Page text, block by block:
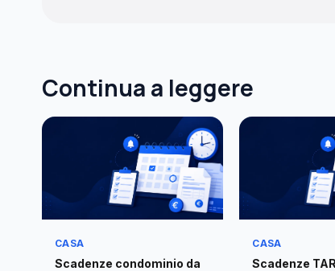
Continua a leggere
CASA
Scadenze condominio da
CASA
Scadenze